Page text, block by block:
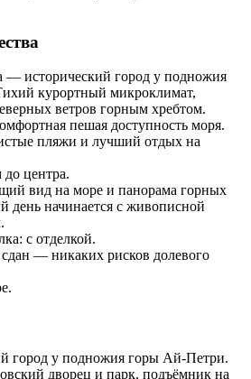
— исторический город у подножия
курортный микроклимат,
ветров горным хребтом.
пешая доступность моря.
пляжи и лучший отдых на
до центра.
вид на море и панорама горных
день начинается с живописной
с отделкой.
— никаких рисков долевого
город у подножия горы Ай-Петри.
дворец и парк, подъёмник на